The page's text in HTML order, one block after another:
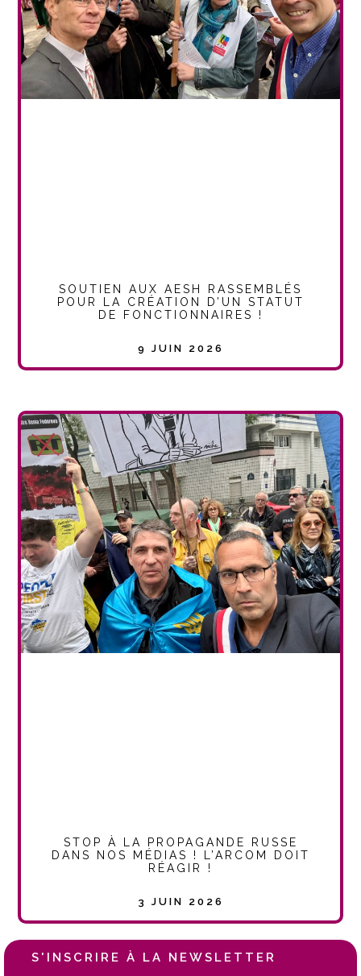
SOUTIEN AUX AESH RASSEMBLÉS
POUR LA CRÉATION D’UN STATUT
DE FONCTIONNAIRES !
9 JUIN 2026
STOP À LA PROPAGANDE RUSSE
DANS NOS MÉDIAS ! L’ARCOM DOIT
RÉAGIR !
3 JUIN 2026
S'INSCRIRE À LA NEWSLETTER